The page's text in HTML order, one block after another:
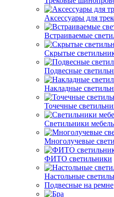
Аксессуары для
Встраиваемые
Скрытые
Подвесные
Накладные
Точечные
Светильники
Многолучевые
ФИТО светильники
Настольные
Подвесные на ремне